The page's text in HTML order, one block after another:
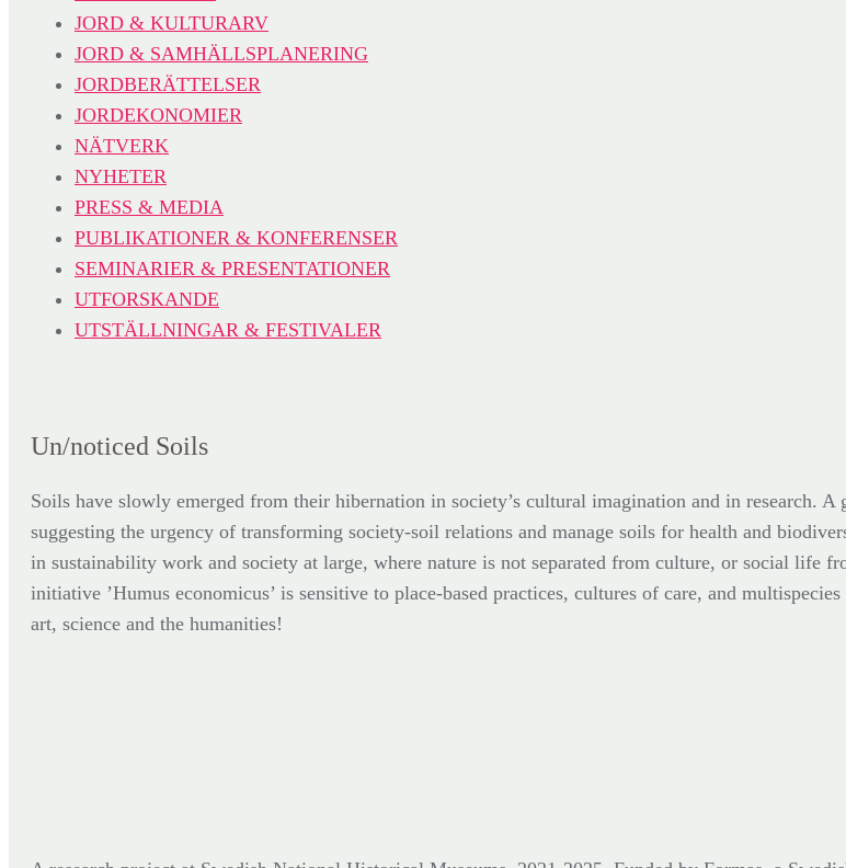
JORD & KULTURARV
JORD & SAMHÄLLSPLANERING
JORDBERÄTTELSER
JORDEKONOMIER
NÄTVERK
NYHETER
PRESS & MEDIA
PUBLIKATIONER & KONFERENSER
SEMINARIER & PRESENTATIONER
UTFORSKANDE
UTSTÄLLNINGAR & FESTIVALER
Un/noticed Soils
Soils have slowly emerged from their hibernation in society’s cultural imagination and in research.
suggesting the urgency of transforming society-soil relations and manage soils for health and
in sustainability work and society at large, where nature is not separated from culture, or social life
initiative ’Humus economicus’ is sensitive to place-based practices, cultures of care, and
art, science and the humanities!